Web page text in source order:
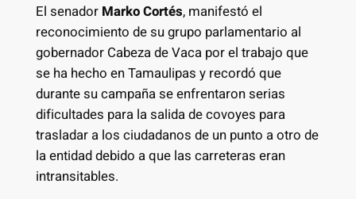
El senador Marko Cortés, manifestó el
reconocimiento de su grupo parlamentario al
gobernador Cabeza de Vaca por el trabajo que
se ha hecho en Tamaulipas y recordó que
durante su campaña se enfrentaron serias
dificultades para la salida de covoyes para
trasladar a los ciudadanos de un punto a otro de
la entidad debido a que las carreteras eran
intransitables.